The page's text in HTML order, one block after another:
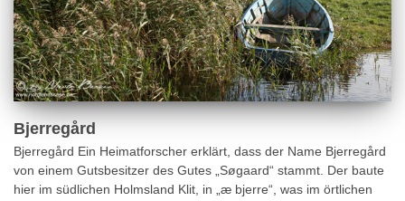
Bjerregård
Bjerregård Ein Heimatforscher erklärt, dass der Name Bjerregård
von einem Gutsbesitzer des Gutes „Søgaard“ stammt. Der baute
hier im südlichen Holmsland Klit, in „æ bjerre“, was im örtlichen